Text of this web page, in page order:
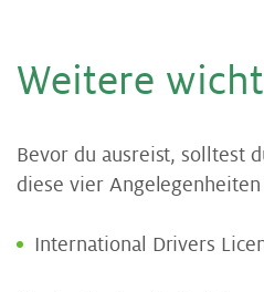
Wei­te­re
Bevor du ausreist, solltest
diese vier
International Drivers